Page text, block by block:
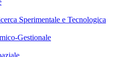
Sperimentale e Tecnologica
Gestionale